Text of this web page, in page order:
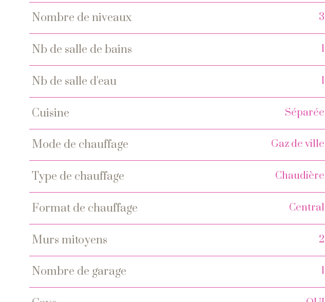
nombre de niveaux 3
nb de salle de bains 1
nb de salle d'eau 1
cuisine Séparée
mode de chauffage Gaz de ville
type de chauffage Chaudière
format de chauffage Central
murs mitoyens 2
nombre de garage 1